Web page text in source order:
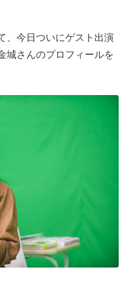
、今日ついにゲスト出演
城さんのプロフィールを